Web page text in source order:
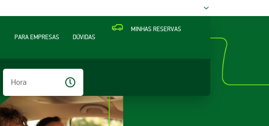
MINHAS RESERVAS
PARA EMPRESAS DÚVIDAS
Hora